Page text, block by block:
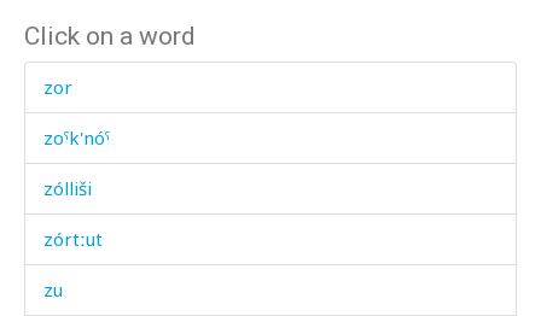
Click on a word
zor
zoˤk'nóˤ
zólliši
zórtːut
zu